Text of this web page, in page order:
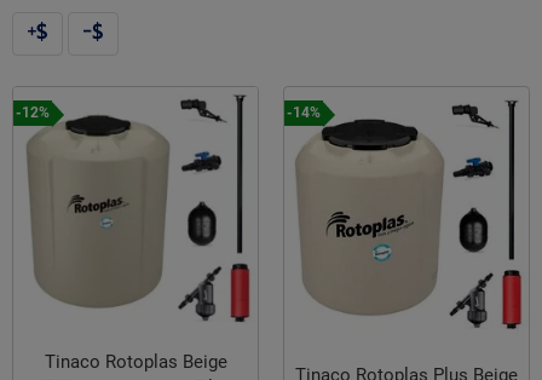
-12%
Tinaco Rotoplas Beige
-14%
Tinaco Rotoplas Plus Beige